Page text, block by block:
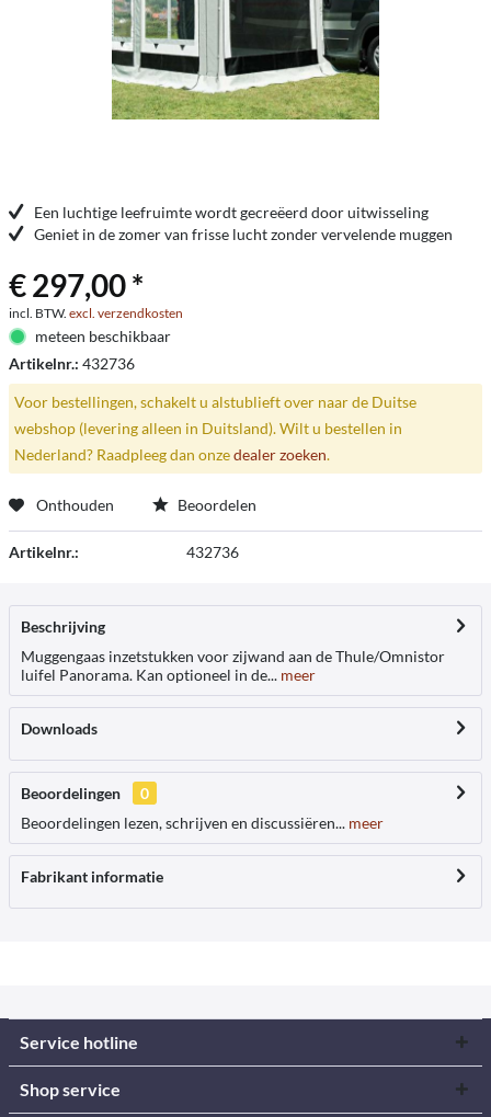
Een luchtige leefruimte wordt gecreëerd door uitwisseling
Geniet in de zomer van frisse lucht zonder vervelende muggen
€ 297,00 *
incl. BTW. excl. verzendkosten
meteen beschikbaar
Artikelnr.: 432736
Voor bestellingen, schakelt u alstublieft over naar de Duitse
webshop (levering alleen in Duitsland). Wilt u bestellen in
Nederland? Raadpleeg dan onzedealer zoeken.
Onthouden Beoordelen
Artikelnr.: 432736
Beschrijving
Muggengaas inzetstukken voor zijwand aan de Thule/Omnistor
luifel Panorama. Kan optioneel in de... meer
Downloads
Beoordelingen
0
Beoordelingen lezen, schrijven en discussiëren... meer
Fabrikant informatie
Service hotline
Shop service